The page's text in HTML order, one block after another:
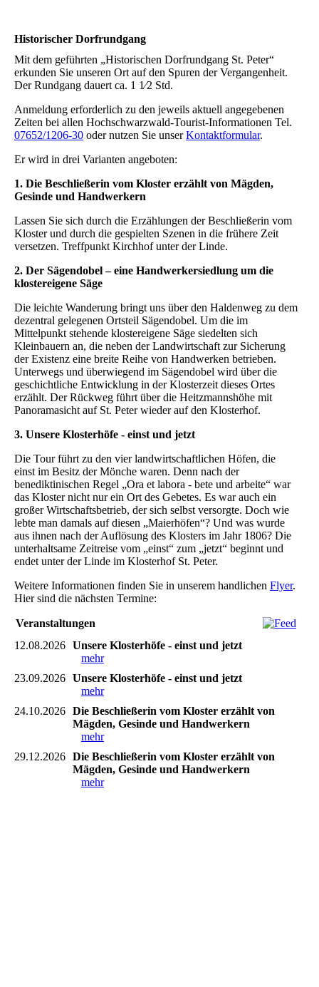
Historischer Dorfrundgang
Mit dem geführten „Historischen Dorfrundgang St. Peter“
erkunden Sie unseren Ort auf den Spuren der Vergangenheit.
Der Rundgang dauert ca. 1 1⁄2 Std.
Anmeldung erforderlich zu den jeweils aktuell angegebenen
Zeiten bei allen Hochschwarzwald-Tourist-Informationen Tel.
07652/1206-30 oder nutzen Sie unserKontaktformular.
Er wird in drei Varianten angeboten:
1. Die Beschließerin vom Kloster erzählt von Mägden,
Gesinde und Handwerkern
Lassen Sie sich durch die Erzählungen der Beschließerin vom
Kloster und durch die gespielten Szenen in die frühere Zeit
versetzen. Treffpunkt Kirchhof unter der Linde.
2. Der Sägendobel – eine Handwerkersiedlung um die
klostereigene Säge
Die leichte Wanderung bringt uns über den Haldenweg zu dem
dezentral gelegenen Ortsteil Sägendobel. Um die im
Mittelpunkt stehende klostereigene Säge siedelten sich
Kleinbauern an, die neben der Landwirtschaft zur Sicherung
der Existenz eine breite Reihe von Handwerken betrieben.
Unterwegs und überwiegend im Sägendobel wird über die
geschichtliche Entwicklung in der Klosterzeit dieses Ortes
erzählt. Der Rückweg führt über die Heitzmannshöhe mit
Panoramasicht auf St. Peter wieder auf den Klosterhof.
3. Unsere Klosterhöfe - einst und jetzt
Die Tour führt zu den vier landwirtschaftlichen Höfen, die
einst im Besitz der Mönche waren. Denn nach der
benediktinischen Regel „Ora et labora - bete und arbeite“ war
das Kloster nicht nur ein Ort des Gebetes. Es war auch ein
großer Wirtschaftsbetrieb, der sich selbst versorgte. Doch wie
lebte man damals auf diesen „Maierhöfen“? Und was wurde
aus ihnen nach der Auflösung des Klosters im Jahr 1806? Die
unterhaltsame Zeitreise vom „einst“ zum „jetzt“ beginnt und
endet unter der Linde im Klosterhof St. Peter.
Weitere Informationen finden Sie in unserem handlichen Flyer.
Hier sind die nächsten Termine:
Veranstaltungen
12.08.2026 Unsere Klosterhöfe - einst und jetzt
mehr
23.09.2026 Unsere Klosterhöfe - einst und jetzt
mehr
24.10.2026 Die Beschließerin vom Kloster erzählt von
Mägden, Gesinde und Handwerkern
mehr
29.12.2026 Die Beschließerin vom Kloster erzählt von
Mägden, Gesinde und Handwerkern
mehr